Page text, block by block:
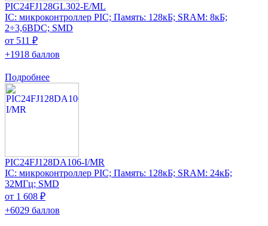
PIC24FJ128GL302-E/ML
IC: микроконтроллер PIC; Память: 128кБ; SRAM: 8кБ;
2÷3,6ВDC; SMD
от 511 ₽
+1918 баллов
Подробнее
PIC24FJ128DA106-I/MR
IC: микроконтроллер PIC; Память: 128кБ; SRAM: 24кБ;
32МГц; SMD
от 1 608 ₽
+6029 баллов